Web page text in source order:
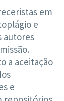
em
e
autores
a aceitação
e